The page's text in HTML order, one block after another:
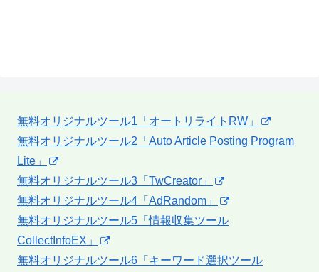
無料オリジナルツール1「オートリライトRW」
無料オリジナルツール2「Auto Article Posting Program
Lite」
無料オリジナルツール3「TwCreator」
無料オリジナルツール4「AdRandom」
無料オリジナルツール5「情報収集ツール
CollectInfoEX」
無料オリジナルツール6「キーワード選択ツール